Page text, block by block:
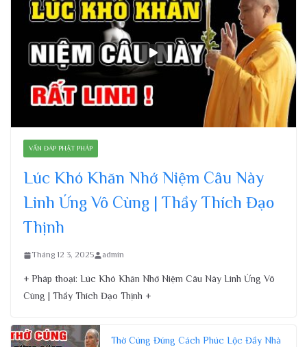
VẤN ĐÁP PHẬT PHÁP
Lúc Khó Khăn Nhớ Niệm Câu Này
Linh Ứng Vô Cùng | Thầy Thích Đạo
Thịnh
Tháng 12 3, 2025 admin
+ Pháp thoại: Lúc Khó Khăn Nhớ Niệm Câu Này Linh Ứng Vô
Cùng | Thầy Thích Đạo Thịnh +
Thờ Cúng Đúng Cách Phúc Lộc Đầy Nhà